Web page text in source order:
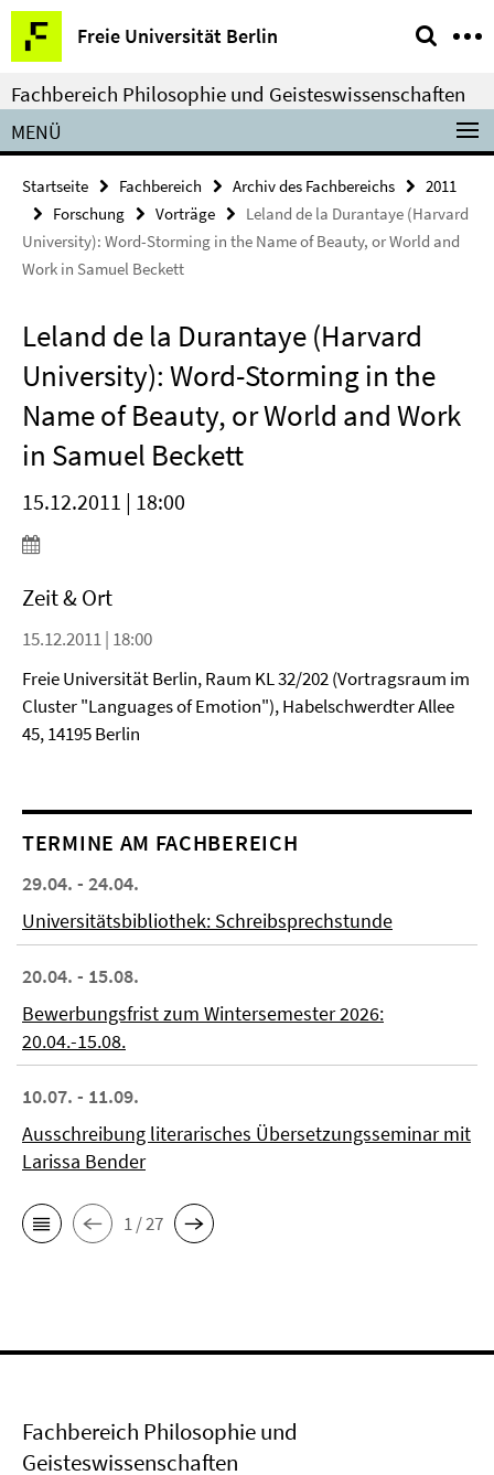
Springe
direkt
zu
Inhalt
Freie Universität Berlin
Service-
Navigation
Fachbereich Philosophie und Geisteswissenschaften
MENÜ
Startseite Fachbereich Archiv des Fachbereichs
2011
Forschung
Vorträge
Leland de la Durantaye (Harvard
University): Word-Storming in the Name of Beauty, or World and
Work in Samuel Beckett
Leland de la Durantaye (Harvard
University): Word-Storming in the
Name of Beauty, or World and Work
in Samuel Beckett
15.12.2011 | 18:00
Zeit & Ort
15.12.2011 | 18:00
Freie Universität Berlin, Raum KL 32/202 (Vortragsraum im
Cluster "Languages of Emotion"), Habelschwerdter Allee
45, 14195 Berlin
TERMINE AM FACHBEREICH
29.04. - 24.04.
Universitätsbibliothek: Schreibsprechstunde
20.04. - 15.08.
Bewerbungsfrist zum Wintersemester 2026:
20.04.-15.08.
10.07. - 11.09.
Ausschreibung literarisches Übersetzungsseminar mit
Larissa Bender
1 / 27
Fachbereich Philosophie und
Geisteswissenschaften